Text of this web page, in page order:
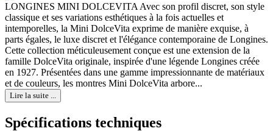
LONGINES MINI DOLCEVITA Avec son profil discret, son style
classique et ses variations esthétiques à la fois actuelles et
intemporelles, la Mini DolceVita exprime de manière exquise, à
parts égales, le luxe discret et l'élégance contemporaine de Longines.
Cette collection méticuleusement conçue est une extension de la
famille DolceVita originale, inspirée d'une légende Longines créée
en 1927. Présentées dans une gamme impressionnante de matériaux
et de couleurs, les montres Mini DolceVita arbore...
Lire la suite ...
Spécifications techniques